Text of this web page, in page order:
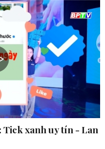
xanh uy tín - Lan